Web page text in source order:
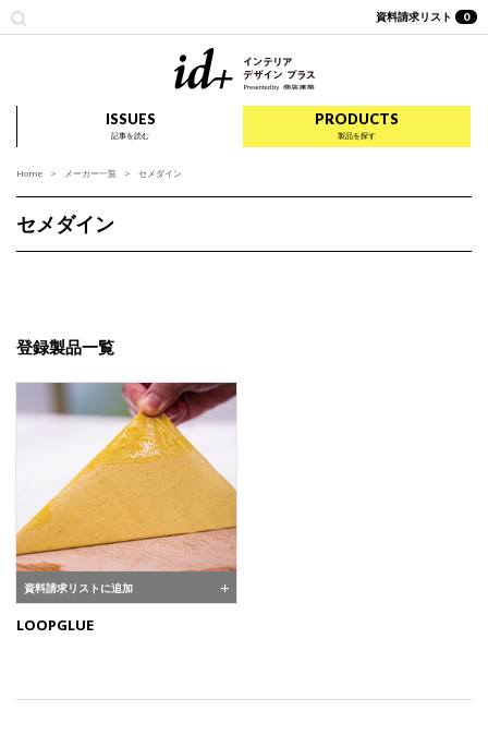
資料請求リスト 0
ISSUES
記事を読む
PRODUCTS
製品を探す
Home メーカー一覧 セメダイン
セメダイン
登録製品一覧
資料請求リストに追加
LOOPGLUE